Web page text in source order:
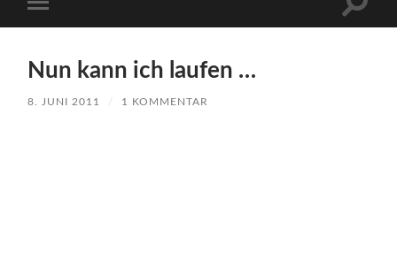
Menü
Nun kann ich laufen …
8. JUNI 2011 / 1 KOMMENTAR